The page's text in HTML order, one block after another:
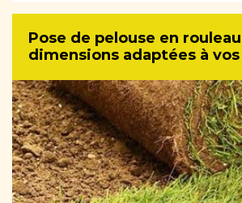
Pose de pelouse en
dimensions adaptées à